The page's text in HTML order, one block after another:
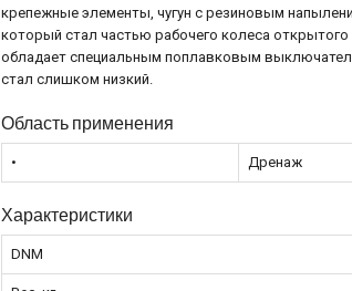
крепежные элементы, чугун с резиновым
который стал частью рабочего колеса открытого
обладает специальным поплавковым
стал слишком низкий.
Область применения
• Дренаж
Характеристики
DNM